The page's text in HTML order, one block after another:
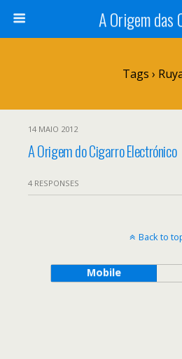
A Origem das
Tags ›
14 MAIO 2012
A Origem do Cigarro Electrónico
4 RESPONSES
Back to
Mobile